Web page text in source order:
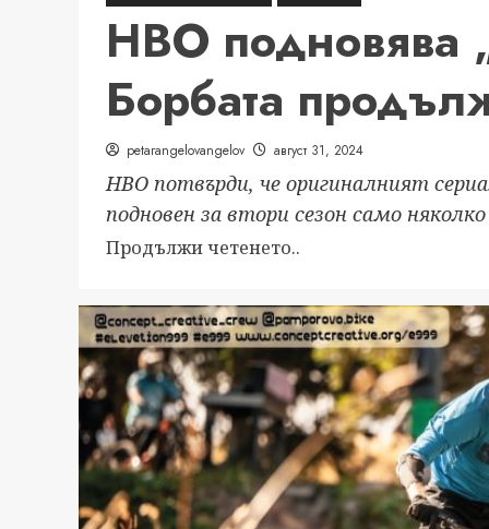
HBO подновява
Борбата
petarangelovangelov август 31, 2024
HBO потвърди, че оригиналният
подновен за втори сезон само
Продължи четенето..
about
HBO
подновява
„Градът
на
Бога:
Борбата
продължава“
за